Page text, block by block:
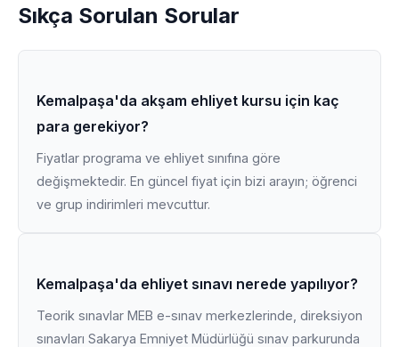
Sıkça Sorulan Sorular
Kemalpaşa'da akşam ehliyet kursu için kaç
para gerekiyor?
Fiyatlar programa ve ehliyet sınıfına göre
değişmektedir. En güncel fiyat için bizi arayın; öğrenci
ve grup indirimleri mevcuttur.
Kemalpaşa'da ehliyet sınavı nerede yapılıyor?
Teorik sınavlar MEB e-sınav merkezlerinde, direksiyon
sınavları Sakarya Emniyet Müdürlüğü sınav parkurunda